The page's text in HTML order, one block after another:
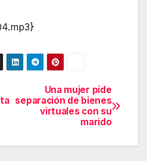
Una mujer pide
separación de bienes
virtuales con su
marido